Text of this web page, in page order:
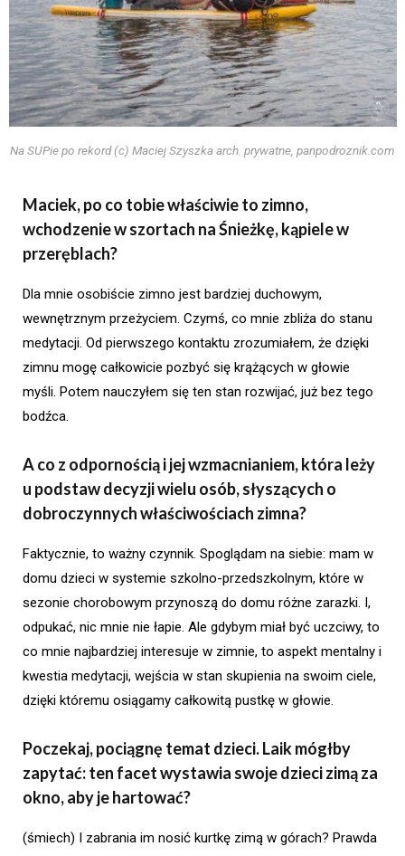
Na SUPie po rekord (c) Maciej Szyszka arch. prywatne, panpodroznik.com
Maciek, po co tobie właściwie to zimno,
wchodzenie w szortach na Śnieżkę, kąpiele w
przeręblach?
Dla mnie osobiście zimno jest bardziej duchowym,
wewnętrznym przeżyciem. Czymś, co mnie zbliża do stanu
medytacji. Od pierwszego kontaktu zrozumiałem, że dzięki
zimnu mogę całkowicie pozbyć się krążących w głowie
myśli. Potem nauczyłem się ten stan rozwijać, już bez tego
bodźca.
A co z odpornością i jej wzmacnianiem, która leży
u podstaw decyzji wielu osób, słyszących o
dobroczynnych właściwościach zimna?
Faktycznie, to ważny czynnik. Spoglądam na siebie: mam w
domu dzieci w systemie szkolno-przedszkolnym, które w
sezonie chorobowym przynoszą do domu różne zarazki. I,
odpukać, nic mnie nie łapie. Ale gdybym miał być uczciwy, to
co mnie najbardziej interesuje w zimnie, to aspekt mentalny i
kwestia medytacji, wejścia w stan skupienia na swoim ciele,
dzięki któremu osiągamy całkowitą pustkę w głowie.
Poczekaj, pociągnę temat dzieci. Laik mógłby
zapytać: ten facet wystawia swoje dzieci zimą za
okno, aby je hartować?
(śmiech) I zabrania im nosić kurtkę zimą w górach? Prawda